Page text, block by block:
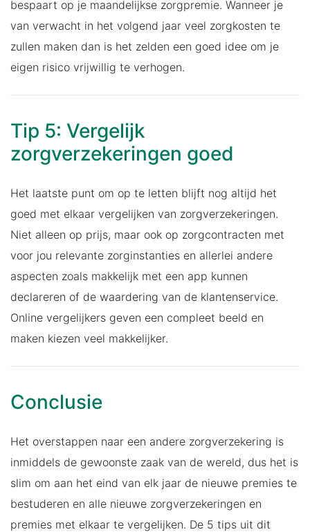
bespaart op je maandelijkse zorgpremie. Wanneer je
van verwacht in het volgend jaar veel zorgkosten te
zullen maken dan is het zelden een goed idee om je
eigen risico vrijwillig te verhogen.
Tip 5: Vergelijk
zorgverzekeringen goed
Het laatste punt om op te letten blijft nog altijd het
goed met elkaar vergelijken van zorgverzekeringen.
Niet alleen op prijs, maar ook op zorgcontracten met
voor jou relevante zorginstanties en allerlei andere
aspecten zoals makkelijk met een app kunnen
declareren of de waardering van de klantenservice.
Online vergelijkers geven een compleet beeld en
maken kiezen veel makkelijker.
Conclusie
Het overstappen naar een andere zorgverzekering is
inmiddels de gewoonste zaak van de wereld, dus het is
slim om aan het eind van elk jaar de nieuwe premies te
bestuderen en alle nieuwe zorgverzekeringen en
premies met elkaar te vergelijken. De 5 tips uit dit